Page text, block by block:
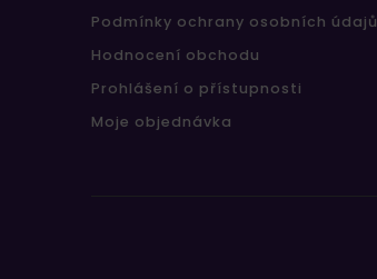
Podmínky ochrany osobních údajů
Hodnocení obchodu
Prohlášení o přístupnosti
Moje objednávka